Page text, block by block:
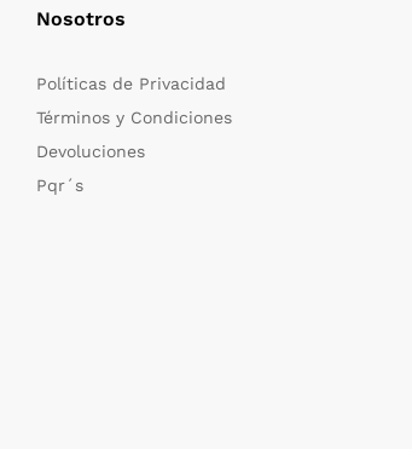
Nosotros
Políticas de Privacidad
Términos y Condiciones
Devoluciones
Pqr´s